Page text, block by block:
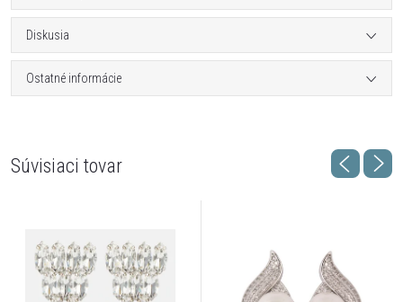
Diskusia
Ostatné informácie
Súvisiaci tovar